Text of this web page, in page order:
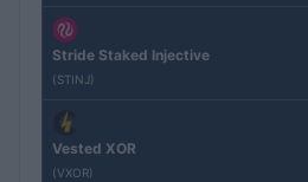
Stride Staked Injective
(STINJ)
Vested XOR
(VXOR)